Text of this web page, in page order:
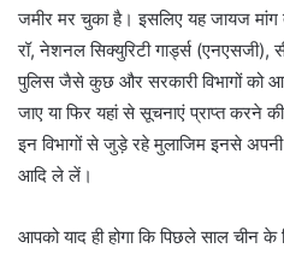
जमीर मर चुका है। इसलिए यह जायज मांग
रॉ, नेशनल सिक्युरिटी गार्ड्स (एनएसजी),
पुलिस जैसे कुछ और सरकारी विभागों को
जाए या फिर यहां से सूचनाएं प्राप्त करने
इन विभागों से जुड़े रहे मुलाजिम इनसे
आदि ले लें।
आपको याद ही होगा कि पिछले साल चीन